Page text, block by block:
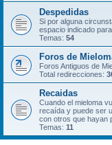
Despedidas
Si por alguna
espacio indicado
Temas: 54
Foros de
Foros Antiguos de
Total redirecciones:
Recaidas
Cuando el mieloma
recaída y puede ser
con otros que hayan
Temas: 11